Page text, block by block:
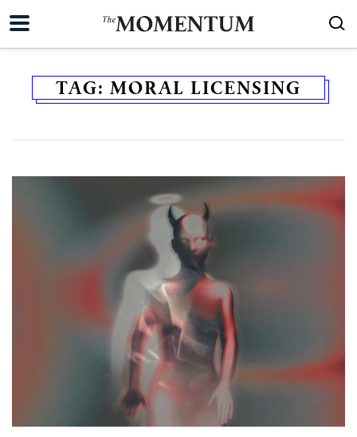
TAG: MORAL LICENSING
TWEET LINE